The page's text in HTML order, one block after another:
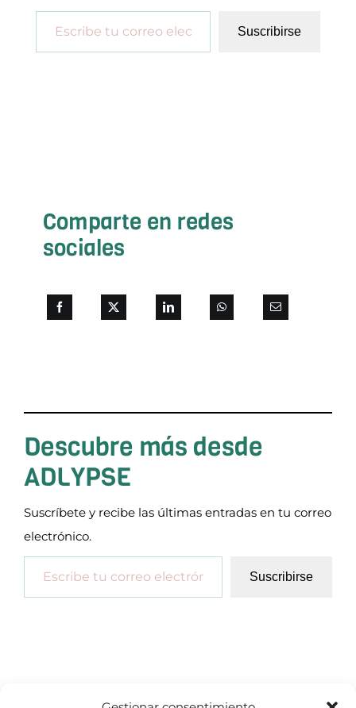
Escribe tu correo electrónico…
Suscribirse
Comparte en redes
sociales
Descubre más desde
ADLYPSE
Suscríbete y recibe las últimas entradas en tu correo
electrónico.
Escribe tu correo electrónico…
Suscribirse